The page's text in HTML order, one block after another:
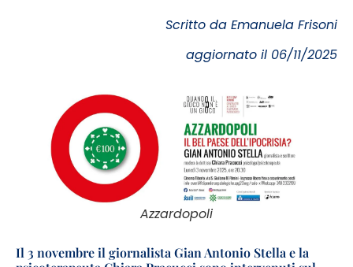
Scritto da Emanuela Frisoni
aggiornato il 06/11/2025
Azzardopoli
Il 3 novembre il giornalista Gian Antonio Stella e la